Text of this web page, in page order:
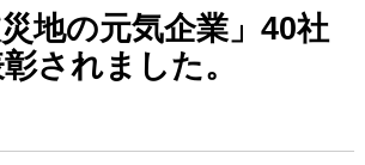
地の元気企業」40社
されました。